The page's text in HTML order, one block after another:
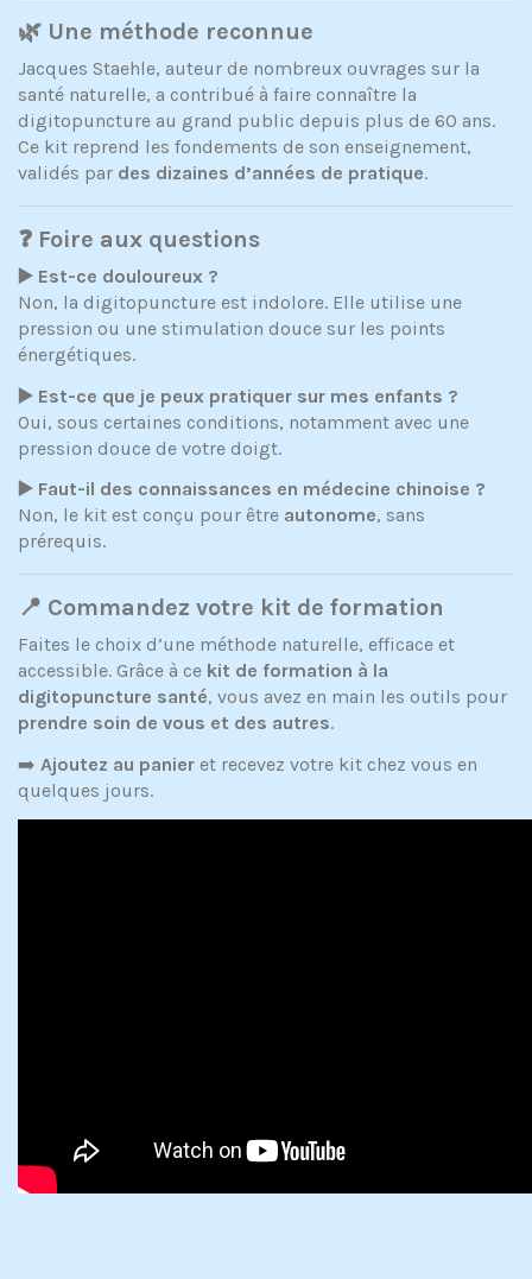
🌿 Une méthode reconnue
Jacques Staehle, auteur de nombreux ouvrages sur la
santé naturelle, a contribué à faire connaître la
digitopuncture au grand public depuis plus de 60 ans.
Ce kit reprend les fondements de son enseignement,
validés par des dizaines d’années de pratique.
❓ Foire aux questions
▶️ Est-ce douloureux ?
Non, la digitopuncture est indolore. Elle utilise une
pression ou une stimulation douce sur les points
énergétiques.
▶️ Est-ce que je peux pratiquer sur mes enfants ?
Oui, sous certaines conditions, notamment avec une
pression douce de votre doigt.
▶️ Faut-il des connaissances en médecine chinoise ?
Non, le kit est conçu pour être autonome, sans
prérequis.
📍 Commandez votre kit de formation
Faites le choix d’une méthode naturelle, efficace et
accessible. Grâce à ce kit de formation à la
digitopuncture santé, vous avez en main les outils pour
prendre soin de vous et des autres.
➡️ Ajoutez au panier et recevez votre kit chez vous en
quelques jours.